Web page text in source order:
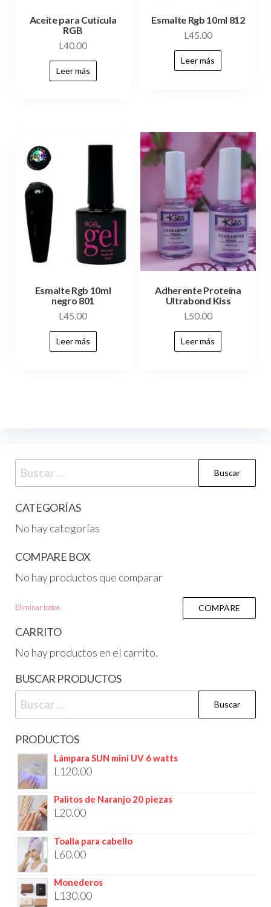
Aceite para Cutícula
RGB
L40.00
Leer más
Esmalte Rgb 10ml 812
L45.00
Leer más
Esmalte Rgb 10ml
negro 801
L45.00
Leer más
Adherente Proteína
Ultrabond Kiss
L50.00
Leer más
CATEGORÍAS
No hay categorías
COMPARE BOX
No hay productos que comparar
Eliminar todos COMPARE
CARRITO
No hay productos en el carrito.
BUSCAR PRODUCTOS
PRODUCTOS
Lámpara SUN mini UV 6 watts
L 120.00
Palitos de Naranjo 20 piezas
L 20.00
Toalla para cabello
L 60.00
Monederos
L 130.00